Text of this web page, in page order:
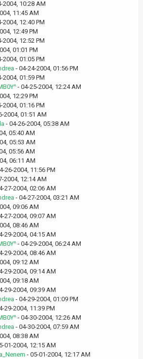
2004, 10:28 AM
11:45 AM
2004, 12:40 PM
12:49 PM
2004, 12:52 PM
01:01 PM
2004, 01:05 PM
- 04-24-2004, 01:56 PM
2004, 01:59 PM
- 04-25-2004, 12:24 AM
12:29 PM
2004, 01:16 PM
2004, 01:51 AM
- 04-26-2004, 05:38 AM
05:40 AM
05:53 AM
05:56 AM
06:11 AM
26-2004, 11:56 PM
2004, 12:14 AM
27-2004, 02:06 AM
- 04-27-2004, 03:21 AM
09:06 AM
27-2004, 09:07 AM
08:46 AM
29-2004, 04:15 AM
- 04-29-2004, 06:24 AM
29-2004, 08:46 AM
09:12 AM
29-2004, 09:14 AM
09:18 AM
29-2004, 09:39 AM
- 04-29-2004, 01:09 PM
29-2004, 11:39 PM
- 04-30-2004, 12:26 AM
- 04-30-2004, 07:59 AM
08:38 AM
01-2004, 12:15 AM
- 05-01-2004, 12:17 AM